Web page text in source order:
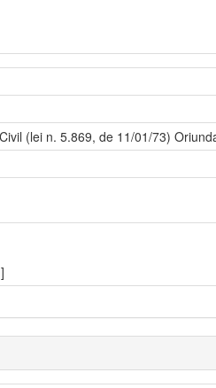
(lei n. 5.869, de 11/01/73)
]